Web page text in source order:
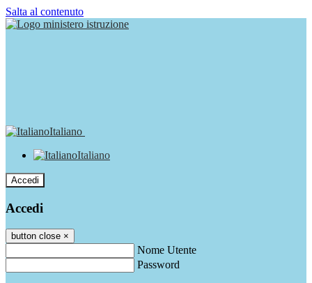
Salta al contenuto
Italiano
Italiano
Accedi
Accedi
button close ×
Nome Utente
Password